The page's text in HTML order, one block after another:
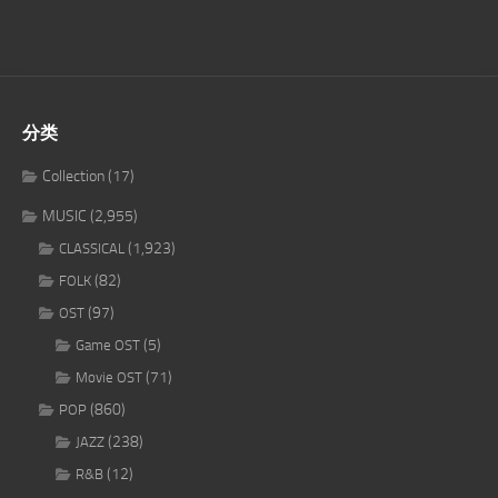
分类
Collection(17)
MUSIC (2,955)
CLASSICAL (1,923)
FOLK (82)
OST (97)
Game OST (5)
Movie OST (71)
POP (860)
JAZZ (238)
R&B (12)